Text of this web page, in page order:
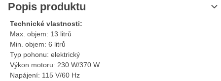
Popis produktu
Technické vlastnosti:
Max. objem: 13 litrů
Min. objem: 6 litrů
Typ pohonu: elektrický
Výkon motoru: 230 W/370 W
Napájení: 115 V/60 Hz